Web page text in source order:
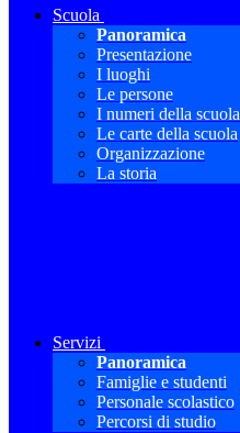
Scuola
Panoramica
Presentazione
I luoghi
Le persone
I numeri della scuola
Le carte della scuola
Organizzazione
La storia
Servizi
Panoramica
Famiglie e studenti
Personale scolastico
Percorsi di studio